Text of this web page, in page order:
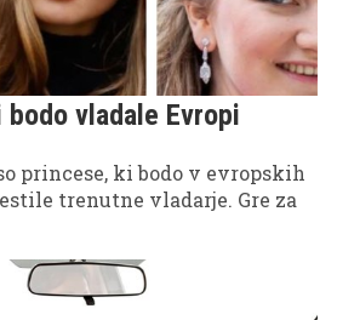
vladale Evropi
princese, ki bodo v evropskih
trenutne vladarje. Gre za